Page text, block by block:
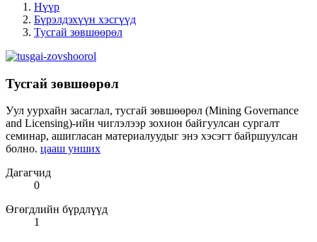
Нүүр
Бүрэлдэхүүн хэсгүүд
Тусгай зөвшөөрөл
Тусгай зөвшөөрөл
Уул уурхайн засаглал, тусгай зөвшөөрөл (Mining Governance
and Licensing)-ийн чиглэлээр зохион байгуулсан сургалт
семинар, ашигласан материалуудыг энэ хэсэгт байршуулсан
болно. цааш унших
Дагагчид
0
Өгөгдлийн бүрдлүүд
1